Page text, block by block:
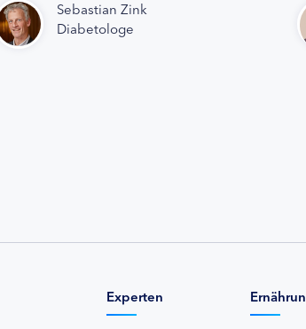
Sebastian Zink
Diabetologe
Experten